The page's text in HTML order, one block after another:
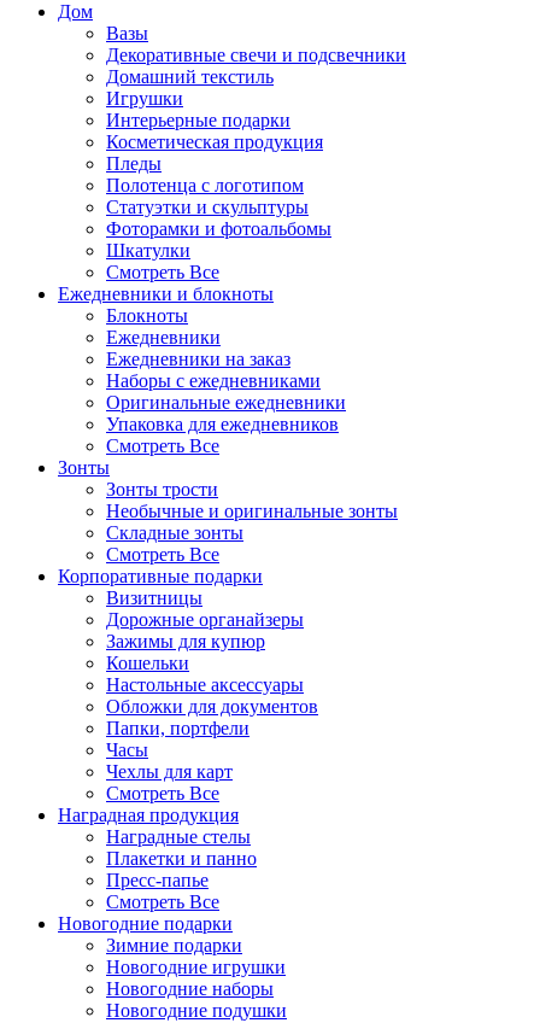
Дом
Вазы
Декоративные свечи и подсвечники
Домашний текстиль
Игрушки
Интерьерные подарки
Косметическая продукция
Пледы
Полотенца с логотипом
Статуэтки и скульптуры
Фоторамки и фотоальбомы
Шкатулки
Смотреть Все
Ежедневники и блокноты
Блокноты
Ежедневники
Ежедневники на заказ
Наборы с ежедневниками
Оригинальные ежедневники
Упаковка для ежедневников
Смотреть Все
Зонты
Зонты трости
Необычные и оригинальные зонты
Складные зонты
Смотреть Все
Корпоративные подарки
Визитницы
Дорожные органайзеры
Зажимы для купюр
Кошельки
Настольные аксессуары
Обложки для документов
Папки, портфели
Часы
Чехлы для карт
Смотреть Все
Наградная продукция
Наградные стелы
Плакетки и панно
Пресс-папье
Смотреть Все
Новогодние подарки
Зимние подарки
Новогодние игрушки
Новогодние наборы
Новогодние подушки